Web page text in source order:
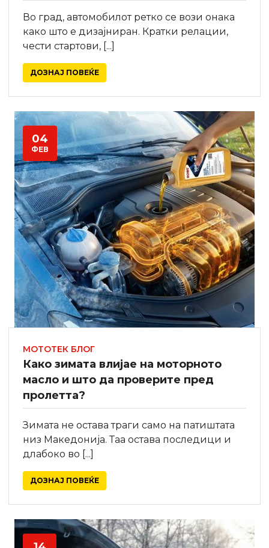
Во град, автомобилот ретко се вози онака
како што е дизајниран. Кратки релации,
чести стартови, [...]
ДОЗНАЈ ПОВЕЌЕ
04
ФЕВ
МОТОТЕК БЛОГ
Како зимата влијае на моторното
масло и што да проверите пред
пролетта?
Зимата не остава траги само на патиштата
низ Македонија. Таа остава последици и
длабоко во [...]
ДОЗНАЈ ПОВЕЌЕ